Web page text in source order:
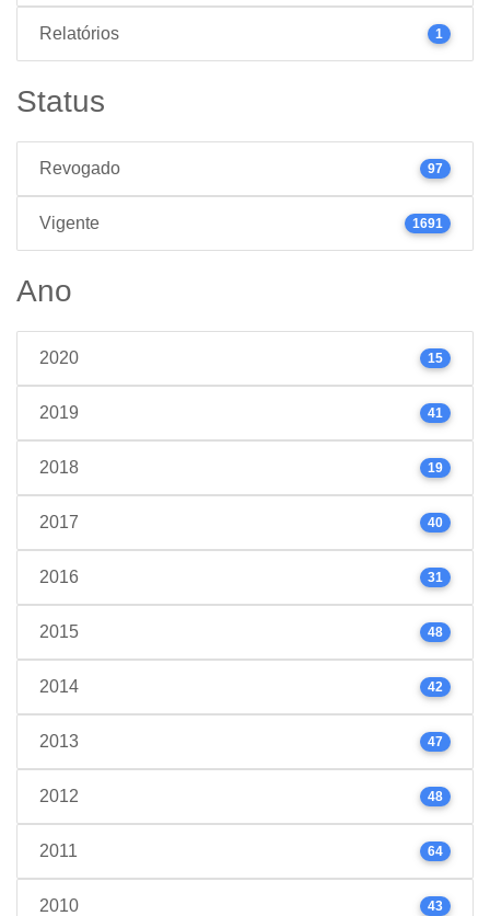
Relatórios 1
Status
Revogado 97
Vigente 1691
Ano
2020 15
2019 41
2018 19
2017 40
2016 31
2015 48
2014 42
2013 47
2012 48
2011 64
2010 43